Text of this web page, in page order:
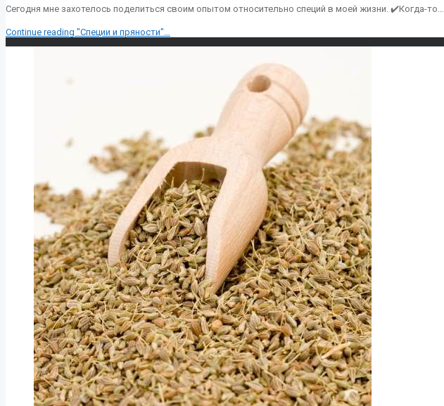
Сегодня мне захотелось поделиться своим опытом относительно специй в моей жизни. ✔️Когда-то…
Continue reading "Специи и пряности"…